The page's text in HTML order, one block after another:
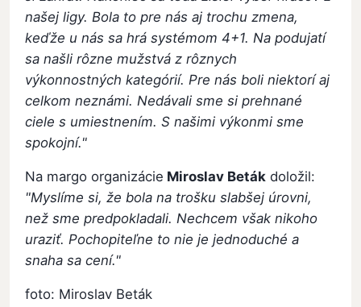
našej ligy. Bola to pre nás aj trochu zmena,
keďže u nás sa hrá systémom 4+1. Na podujatí
sa našli rôzne mužstvá z rôznych
výkonnostných kategórií. Pre nás boli niektorí aj
celkom neznámi. Nedávali sme si prehnané
ciele s umiestnením. S našimi výkonmi sme
spokojní."
Na margo organizácie Miroslav Beták doložil:
"Myslíme si, že bola na trošku slabšej úrovni,
než sme predpokladali. Nechcem však nikoho
uraziť. Pochopiteľne to nie je jednoduché a
snaha sa cení."
foto: Miroslav Beták